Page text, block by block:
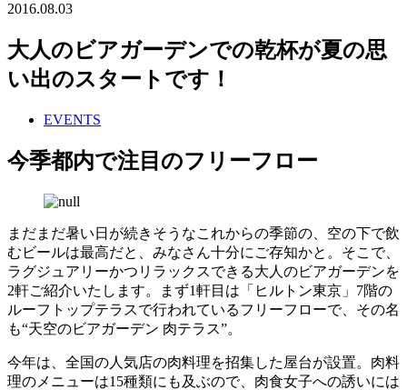
2016.08.03
大人のビアガーデンでの乾杯が夏の思
い出のスタートです！
EVENTS
今季都内で注目のフリーフロー
まだまだ暑い日が続きそうなこれからの季節の、空の下で飲
むビールは最高だと、みなさん十分にご存知かと。そこで、
ラグジュアリーかつリラックスできる大人のビアガーデンを
2軒ご紹介いたします。まず1軒目は「ヒルトン東京」7階の
ルーフトップテラスで行われているフリーフローで、その名
も“天空のビアガーデン 肉テラス”。
今年は、全国の人気店の肉料理を招集した屋台が設置。肉料
理のメニューは15種類にも及ぶので、肉食女子への誘いには